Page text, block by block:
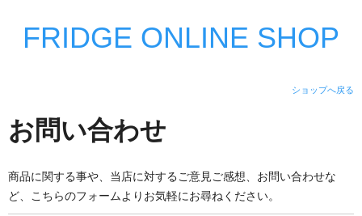
FRIDGE ONLINE SHOP
ショップへ戻る
お問い合わせ
商品に関する事や、当店に対するご意見ご感想、お問い合わせな
ど、こちらのフォームよりお気軽にお尋ねください。